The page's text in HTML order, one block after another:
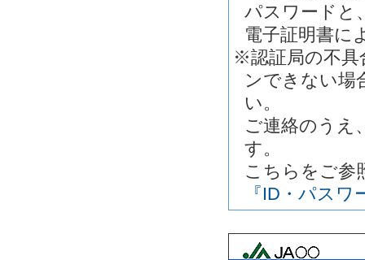
パスワードと
電子証明書に
※認証局の不具
ンできない場
い。
ご連絡のうえ
す。
こちらをご参
『ID・パス